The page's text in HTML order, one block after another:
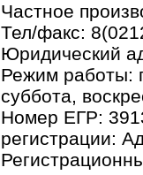
Частное
Тел/факс:
Юридический
Режим работы:
суббота,
Номер ЕГР:
регистрации: